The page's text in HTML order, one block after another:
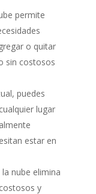
permite
o quitar
sin costosos
puedes
lugar
estar en
nube elimina
y